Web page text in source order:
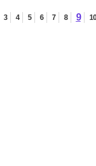
3 4 5 6 7 8 9 10